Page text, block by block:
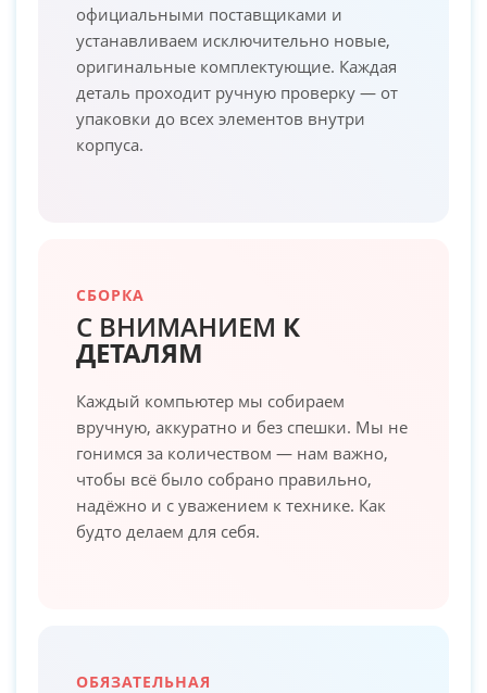
официальными поставщиками и
устанавливаем исключительно новые,
оригинальные комплектующие. Каждая
деталь проходит ручную проверку — от
упаковки до всех элементов внутри
корпуса.
СБОРКА
С ВНИМАНИЕМ К
ДЕТАЛЯМ
Каждый компьютер мы собираем
вручную, аккуратно и без спешки. Мы не
гонимся за количеством — нам важно,
чтобы всё было собрано правильно,
надёжно и с уважением к технике. Как
будто делаем для себя.
ОБЯЗАТЕЛЬНАЯ